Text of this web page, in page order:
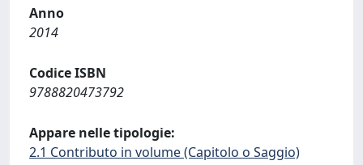
Anno
2014
Codice ISBN
9788820473792
Appare nelle tipologie:
2.1 Contributo in volume (Capitolo o Saggio)